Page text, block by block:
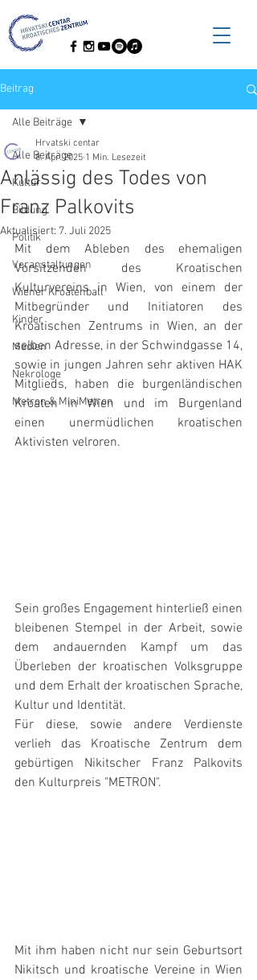
Beitrag
Alle Beiträge
Kultur
Bildung
Politik
Veranstaltungen
Wiener Kroatenball
Kinder
Medien
Nekrologe
Metron & MiniMetron
Alle Beiträge
Anlässig des Todes von
Franz Palkovits
Hrvatski centar
8. Apr. 2025 1 Min. Lesezeit
Aktualisiert: 7. Juli 2025
Mit dem Ableben des ehemaligen
Vorsitzenden des Kroatischen
Kulturvereins in Wien, von einem der
Mitbegründer und Initiatoren des
Kroatischen Zentrums in Wien, an der
selben Adresse, in der Schwindgasse 14,
sowie in jungen Jahren sehr aktiven HAK
Mitglieds, haben die burgenländischen
Kroaten in Wien und im Burgenland
einen unermüdlichen kroatischen
Aktivisten velroren.
Sein großes Engagement hinterließ einen
bleibenen Stempel in der Arbeit, sowie
dem andauernden Kampf um das
Überleben der kroatischen Volksgruppe
und dem Erhalt der kroatischen Sprache,
Kultur und Identität.
Für diese, sowie andere Verdienste
verlieh das Kroatische Zentrum dem
gebürtigen Nikitscher Franz Palkovits
den Kulturpreis "METRON".
Mit ihm haben nicht nur sein Geburtsort
Nikitsch und kroatische Vereine in Wien